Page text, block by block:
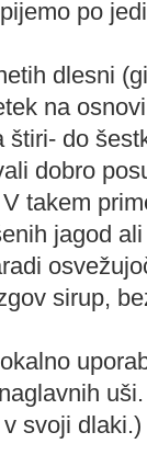
po
dlesni
na
štiri- do
dobro
takem
jagod
sirup,
svoji dlaki.)